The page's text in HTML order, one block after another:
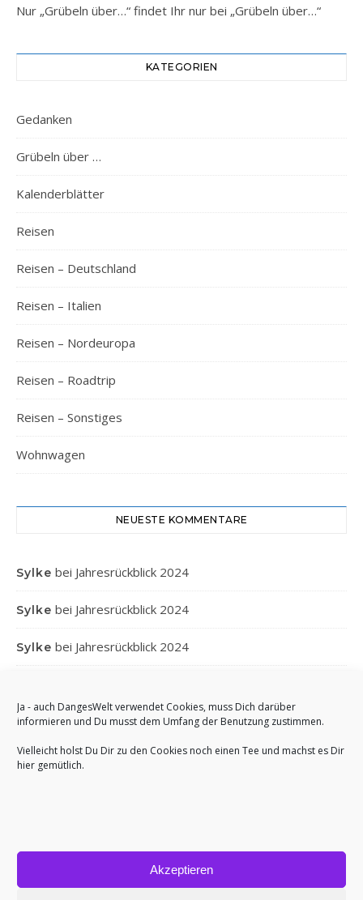
Ja - auch DangesWelt verwendet Cookies, muss Dich darüber
informieren und Du musst dem Umfang der Benutzung zustimmen.
Vielleicht holst Du Dir zu den Cookies noch einen Tee und machst es Dir
hier gemütlich.
Akzeptieren
Nur „Grübeln über…“ findet Ihr nur bei „Grübeln über…“
KATEGORIEN
Gedanken
Grübeln über …
Kalenderblätter
Reisen
Reisen – Deutschland
Reisen – Italien
Reisen – Nordeuropa
Reisen – Roadtrip
Reisen – Sonstiges
Wohnwagen
NEUESTE KOMMENTARE
Sylke bei Jahresrückblick 2024
Sylke bei Jahresrückblick 2024
Sylke bei Jahresrückblick 2024
AnettbeiJahresrückblick 2024
WP Royal. Impressum